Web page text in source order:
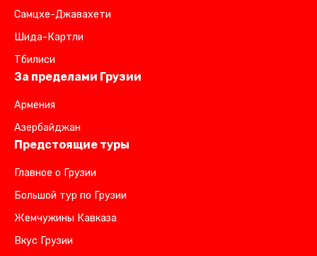
Самцхе-Джавахети
Шида-Картли
Тбилиси
За пределами Грузии
Армения
Азербайджан
Предстоящие туры
Главное о Грузии
Большой тур по Грузии
Жемчужины Кавказа
Вкус Грузии